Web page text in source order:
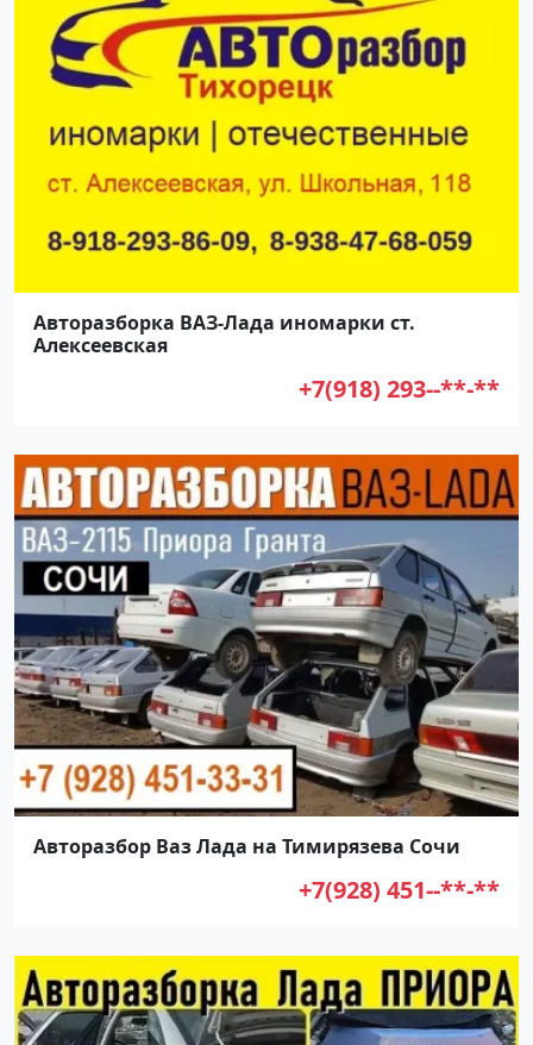
Авторазборка ВАЗ-Лада иномарки ст.
Алексеевская
+7(918) 293--**-**
Авторазбор Ваз Лада на Тимирязева Сочи
+7(928) 451--**-**